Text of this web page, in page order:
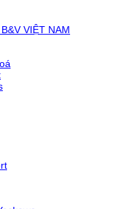
VIỆT NAM